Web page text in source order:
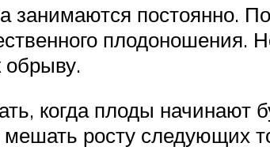
занимаются постоянно.
плодоношения.
обрыву.
когда плоды начинают
мешать росту следующих